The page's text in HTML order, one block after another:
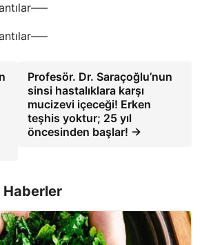
Profesör. Dr. Saraçoğlu’nun
sinsi hastalıklara karşı
mucizevi içeceği! Erken
teşhis yoktur; 25 yıl
öncesinden başlar! →
Haberler